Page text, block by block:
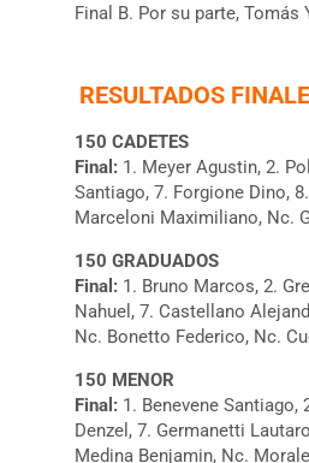
Final B. Por su parte,
RESULTADOS
150 CADETES
Final: 1. Meyer Agustin, 2.
Santiago, 7. Forgione Dino,
Marceloni Maximiliano, Nc.
150 GRADUADOS
Final: 1. Bruno Marcos, 2.
Nahuel, 7. Castellano
Nc. Bonetto Federico, Nc.
150 MENOR
Final: 1. Benevene Santiago,
Denzel, 7. Germanetti
Medina Benjamin, Nc.